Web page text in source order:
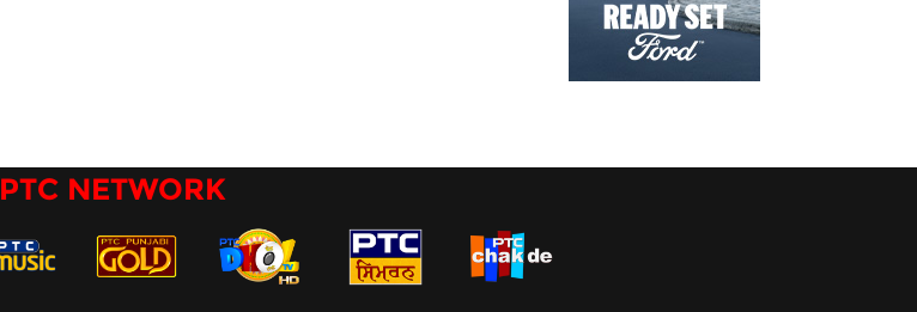
PTC NETWORK